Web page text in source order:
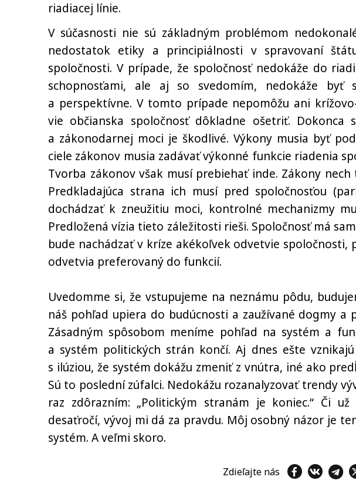
riadiacej línie.
V súčasnosti nie sú základným problémom
nedostatok etiky a principiálnosti v spravovaní
spoločnosti. V prípade, že spoločnosť nedokáže do
schopnosťami, ale aj so svedomím, nedokáže byť
a perspektívne. V tomto prípade nepomôžu ani
vie občianska spoločnosť dôkladne ošetriť. Dokonca
a zákonodarnej moci je škodlivé. Výkony musia byť
ciele zákonov musia zadávať výkonné funkcie riadenia
Tvorba zákonov však musí prebiehať inde. Zákony
Predkladajúca strana ich musí pred spoločnosťou
dochádzať k zneužitiu moci, kontrolné mechanizmy
Predložená vízia tieto záležitosti rieši. Spoločnosť má
bude nachádzať v kríze akékoľvek odvetvie
odvetvia preferovaný do funkcií.
Uvedomme si, že vstupujeme na neznámu pôdu,
náš pohľad upiera do budúcnosti a zaužívané dogmy a
Zásadným spôsobom meníme pohľad na systém a
a systém politických strán končí. Aj dnes ešte
s ilúziou, že systém dokážu zmeniť z vnútra, iné ako
Sú to poslední zúfalci. Nedokážu rozanalyzovať trendy
raz zdôrazním: „Politickým stranám je koniec.“ Či
desaťročí, vývoj mi dá za pravdu. Môj osobný názor je
systém. A veľmi skoro.
Zdieľajte nás